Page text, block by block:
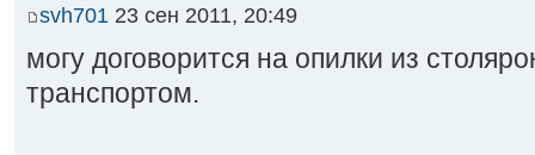
svh701 23 сен 2011, 20:49
могу договорится на опилки из
транспортом.